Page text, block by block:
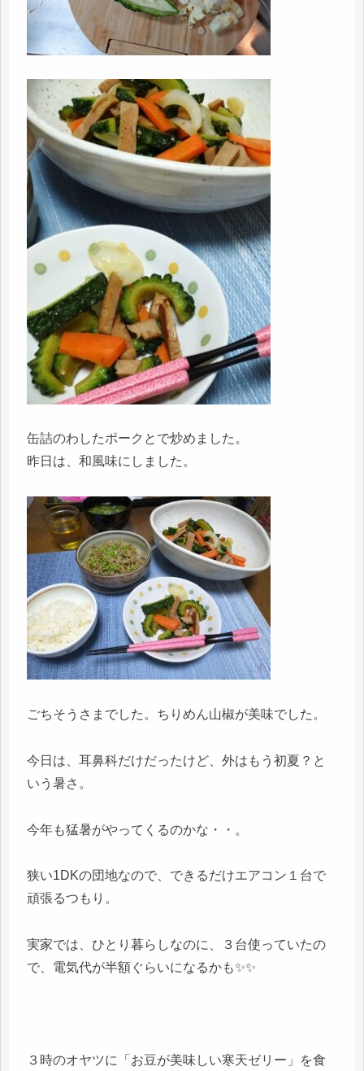
缶詰のわしたポークとで炒めました。
昨日は、和風味にしました。
ごちそうさまでした。ちりめん山椒が美味でした。
今日は、耳鼻科だけだったけど、外はもう初夏？と
いう暑さ。
今年も猛暑がやってくるのかな・・。
狭い1DKの団地なので、できるだけエアコン１台で
頑張るつもり。
実家では、ひとり暮らしなのに、３台使っていたの
で、電気代が半額ぐらいになるかも✨✨
３時のオヤツに「お豆が美味しい寒天ゼリー」を食